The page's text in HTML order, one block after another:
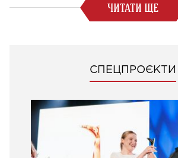
ЧИТАТИ ЩЕ
СПЕЦПРОЄКТИ